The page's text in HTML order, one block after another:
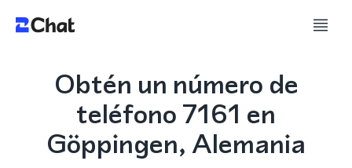
Obtén un número de
teléfono 7161 en
Göppingen, Alemania